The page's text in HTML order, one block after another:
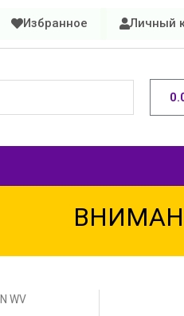
Избранное Личный
WV